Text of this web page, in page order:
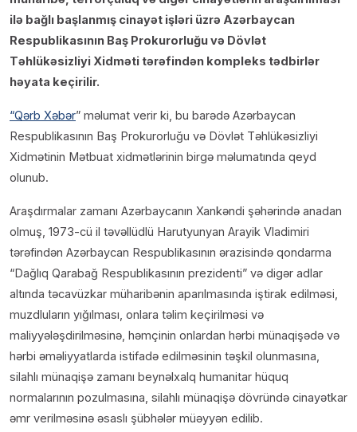
ilə bağlı başlanmış cinayət işləri üzrə Azərbaycan
Respublikasının Baş Prokurorluğu və Dövlət
Təhlükəsizliyi Xidməti tərəfindən kompleks tədbirlər
həyata keçirilir.
“Qərb Xəbər” məlumat verir ki, bu barədə Azərbaycan
Respublikasının Baş Prokurorluğu və Dövlət Təhlükəsizliyi
Xidmətinin Mətbuat xidmətlərinin birgə məlumatında qeyd
olunub.
Araşdırmalar zamanı Azərbaycanın Xankəndi şəhərində anadan
olmuş, 1973-cü il təvəllüdlü Harutyunyan Arayik Vladimiri
tərəfindən Azərbaycan Respublikasının ərazisində qondarma
“Dağlıq Qarabağ Respublikasının prezidenti” və digər adlar
altında təcavüzkar müharibənin aparılmasında iştirak edilməsi,
muzdluların yığılması, onlara təlim keçirilməsi və
maliyyələşdirilməsinə, həmçinin onlardan hərbi münaqişədə və
hərbi əməliyyatlarda istifadə edilməsinin təşkil olunmasına,
silahlı münaqişə zamanı beynəlxalq humanitar hüquq
normalarının pozulmasına, silahlı münaqişə dövründə cinayətkar
əmr verilməsinə əsaslı şübhələr müəyyən edilib.